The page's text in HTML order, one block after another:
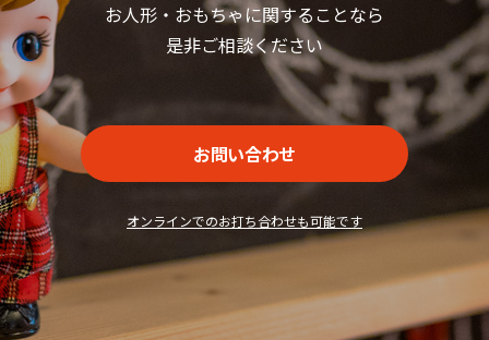
お人形・おもちゃに関することなら
是非ご相談ください
お問い合わせ
オンラインでのお打ち合わせも可能です